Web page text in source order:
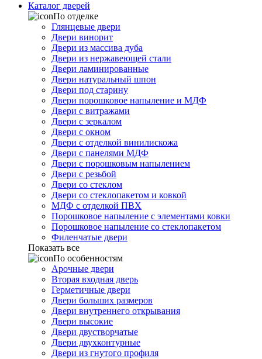
Каталог дверей
По отделке
Глянцевые двери
Двери винорит
Двери из массива дуба
Двери из нержавеющей стали
Двери ламинированные
Двери натуральный шпон
Двери под старину
Двери порошковое напыление и МДФ
Двери с витражами
Двери с зеркалом
Двери с окном
Двери с отделкой винилискожа
Двери с панелями МДФ
Двери с порошковым напылением
Двери с резьбой
Двери со стеклом
Двери со стеклопакетом и ковкой
МДФ с отделкой ПВХ
Порошковое напыление с элементами ковки
Порошковое напыление со стеклопакетом
Филенчатые двери
Показать все
По особенностям
Арочные двери
Вторая входная дверь
Герметичные двери
Двери больших размеров
Двери внутреннего открывания
Двери высокие
Двери двустворчатые
Двери двухконтурные
Двери из гнутого профиля